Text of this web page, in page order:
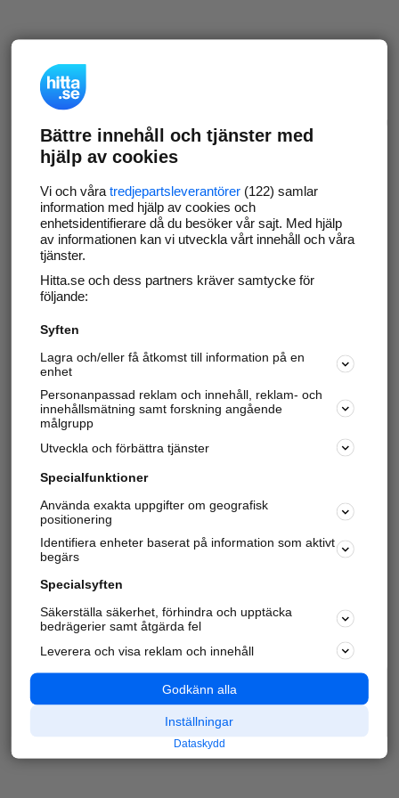
Bättre innehåll och tjänster med
hjälp av cookies
Vi och våra tredjepartsleverantörer(122) samlar
information med hjälp av cookies och
enhetsidentifierare då du besöker vår sajt. Med hjälp
av informationen kan vi utveckla vårt innehåll och våra
tjänster.
Hitta.se och dess partners kräver samtycke för
följande:
Syften
Lagra och/eller få åtkomst till information på en
enhet
Personanpassad reklam och innehåll, reklam- och
innehållsmätning samt forskning angående
målgrupp
Utveckla och förbättra tjänster
Specialfunktioner
Använda exakta uppgifter om geografisk
positionering
Identifiera enheter baserat på information som aktivt
begärs
Specialsyften
Säkerställa säkerhet, förhindra och upptäcka
bedrägerier samt åtgärda fel
Leverera och visa reklam och innehåll
Godkänn alla
Inställningar
Dataskydd